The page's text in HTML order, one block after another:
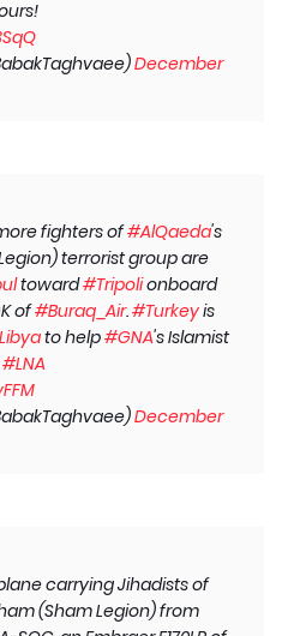
December
fighters of#AlQaeda's
terrorist group are
toward#Tripolionboard
of#Buraq_Air.#Turkeyis
to help#GNA's Islamist
#LNA
December
carrying Jihadists of
(Sham Legion) from